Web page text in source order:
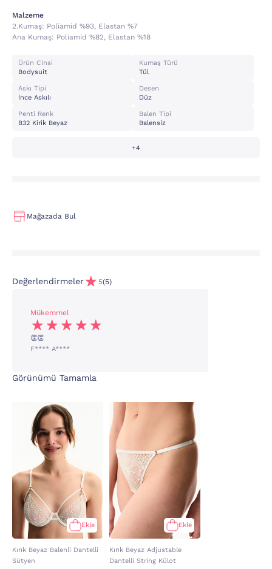
Malzeme
2.kumaş: Poli̇ami̇d %93, Elastan %7
Ana Kumaş: Poli̇ami̇d %82, Elastan %18
Ürün Cinsi
Bodysuit
Kumaş Türü
Tül
Askı Tipi
İnce Askılı
Desen
Düz
Penti Renk
B32 Kirik Beyaz
Balen Tipi
Balensiz
+4
Mağazada Bul
Değerlendirmeler 5(5)
Mükemmel
👏👏
F**** A****
Görünümü Tamamla
Ekle
Kırık Beyaz Balenli Dantelli
Sütyen
Ekle
Kırık Beyaz Adjustable
Dantelli String Külot